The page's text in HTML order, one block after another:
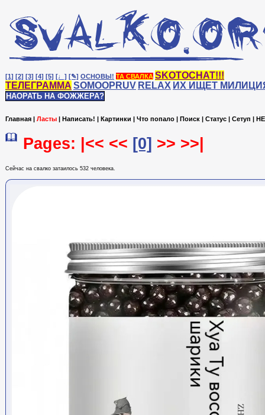
[1] [2] [3] [4] [5] [♩] [✎] ОСНОВЫ! ТА СВАЛКА SKOTOCHAT!!!
ТЕЛЕГРАММА SOMOOPRUV RELAX ИХ ИЩЕТ
НАОРАТЬ НА ФОЖЖЕРА?
Главная | Ласты | Написать! | Картинки | Что попало | Поиск | Статус | Сетуп |
Pages: |<< << [0] >> >>|
Сейчас на cвалко затаилось 532 человека.